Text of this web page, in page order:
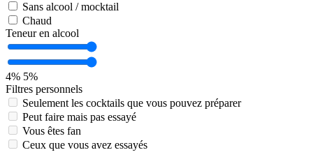
Sans alcool / mocktail
Chaud
Teneur en alcool
4% 5%
Filtres personnels
Seulement les cocktails que vous pouvez préparer
Peut faire mais pas essayé
Vous êtes fan
Ceux que vous avez essayés